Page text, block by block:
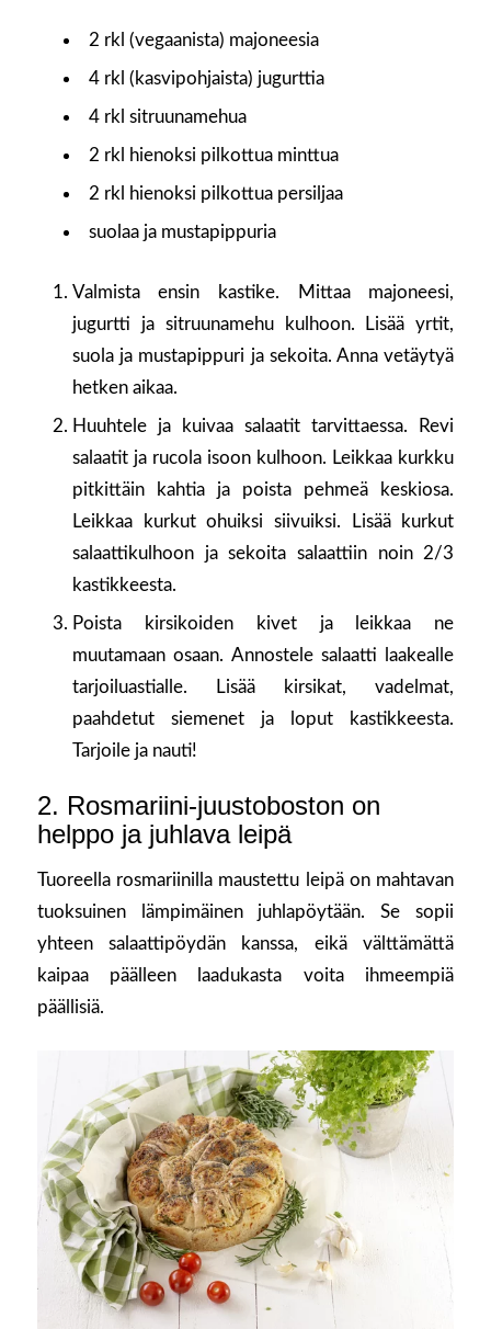
2 rkl (vegaanista) majoneesia
4 rkl (kasvipohjaista) jugurttia
4 rkl sitruunamehua
2 rkl hienoksi pilkottua minttua
2 rkl hienoksi pilkottua persiljaa
suolaa ja mustapippuria
Valmista ensin kastike. Mittaa majoneesi,
jugurtti ja sitruunamehu kulhoon. Lisää yrtit,
suola ja mustapippuri ja sekoita. Anna vetäytyä
hetken aikaa.
Huuhtele ja kuivaa salaatit tarvittaessa. Revi
salaatit ja rucola isoon kulhoon. Leikkaa kurkku
pitkittäin kahtia ja poista pehmeä keskiosa.
Leikkaa kurkut ohuiksi siivuiksi. Lisää kurkut
salaattikulhoon ja sekoita salaattiin noin 2/3
kastikkeesta.
Poista kirsikoiden kivet ja leikkaa ne
muutamaan osaan. Annostele salaatti laakealle
tarjoiluastialle. Lisää kirsikat, vadelmat,
paahdetut siemenet ja loput kastikkeesta.
Tarjoile ja nauti!
2. Rosmariini-juustoboston on
helppo ja juhlava leipä
Tuoreella rosmariinilla maustettu leipä on mahtavan
tuoksuinen lämpimäinen juhlapöytään. Se sopii
yhteen salaattipöydän kanssa, eikä välttämättä
kaipaa päälleen laadukasta voita ihmeempiä
päällisiä.